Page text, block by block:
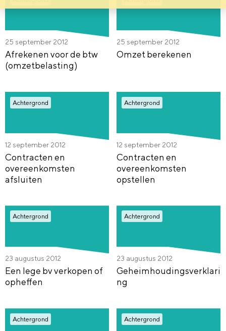
25 september 2012
Afrekenen voor de btw
(omzetbelasting)
25 september 2012
Omzet berekenen
Achtergrond
12 september 2012
Contracten en
overeenkomsten
afsluiten
Achtergrond
12 september 2012
Contracten en
overeenkomsten
opstellen
Achtergrond
23 augustus 2012
Een lege bv verkopen of
opheffen
Achtergrond
23 augustus 2012
Geheimhoudingsverklari
ng
Achtergrond Achtergrond